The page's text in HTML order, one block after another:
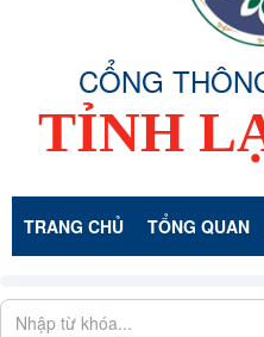
CỔNG
TỈNH
TRANG CHỦ TỔNG QUAN